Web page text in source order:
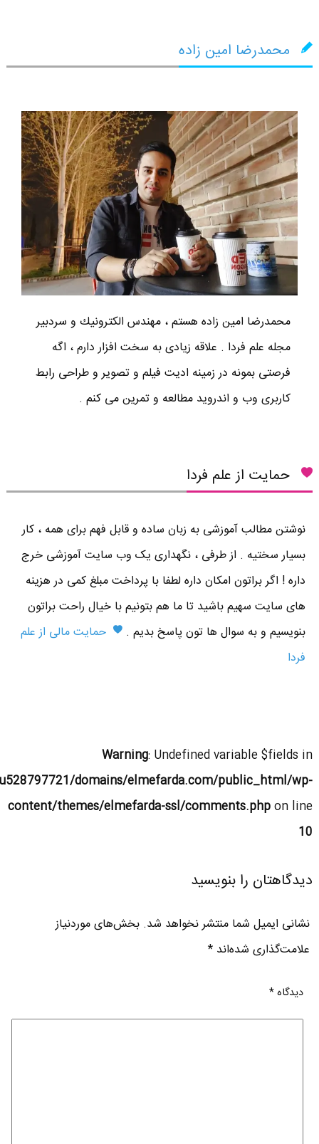
محمدرضا امین زاده
محمدرضا امين زاده هستم ، مهندس الكترونيك و سردبير
مجله علم فردا . علاقه زیادی به سخت افزار دارم ، اگه
فرصتی بمونه در زمینه ادیت فیلم و تصویر و طراحی رابط
کاربری وب و اندروید مطالعه و تمرین می کنم .
حمایت از علم فردا
نوشتن مطالب آموزشی به زبان ساده و قابل فهم برای همه ، کار
بسیار سختیه . از طرفی ، نگهداری یک وب سایت آموزشی خرج
داره ! اگر براتون امکان داره لطفا با پرداخت مبلغ کمی در هزینه
های سایت سهیم باشید تا ما هم بتونیم با خیال راحت براتون
بنویسیم و به سوال ها تون پاسخ بدیم .
حمایت مالی از علم
فردا
Warning: Undefined variable $fields in
domains/elmefarda.com/public_html/wp-
content/themes/elmefarda-ssl/comments.phpon line
10
دیدگاهتان را بنویسید
نشانی ایمیل شما منتشر نخواهد شد. بخش‌های موردنیاز
علامت‌گذاری شده‌اند*
دیدگاه*